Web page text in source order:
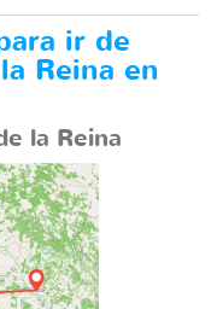
ir de
Reina en
la Reina